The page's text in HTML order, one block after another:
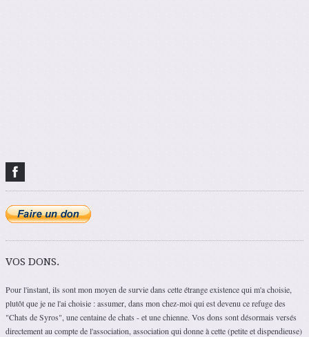
VOS DONS.
Pour l'instant, ils sont mon moyen de survie dans cette étrange existence qui m'a choisie,
plutôt que je ne l'ai choisie : assumer, dans mon chez-moi qui est devenu ce refuge des
"Chats de Syros", une centaine de chats - et une chienne. Vos dons sont désormais versés
directement au compte de l'association, association qui donne à cette (petite et dispendieuse)